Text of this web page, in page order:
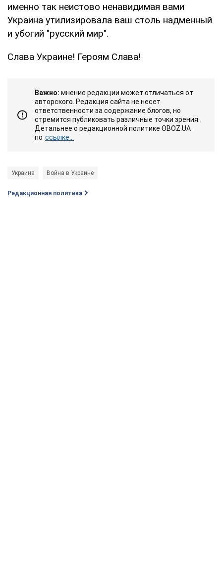
именно так неистово ненавидимая вами
Украина утилизировала ваш столь надменный
и убогий "русский мир".
Слава Украине! Героям Слава!
Важно: мнение редакции может отличаться от
авторского. Редакция сайта не несет
ответственности за содержание блогов, но
стремится публиковать различные точки зрения.
Детальнее о редакционной политике OBOZ.UA
по ссылке...
Украина Война в Украине
Редакционная политика